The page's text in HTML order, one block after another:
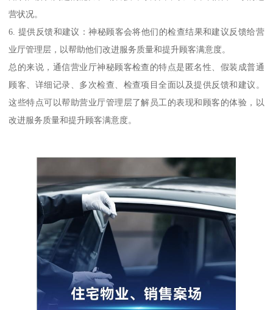
营状况。
6. 提供反馈和建议：神秘顾客会将他们的检查结果和建议反馈给营
业厅管理层，以帮助他们改进服务质量和提升顾客满意度。
总的来说，通信营业厅神秘顾客检查的特点是匿名性、假装成普通
顾客、详细记录、多次检查、检查项目全面以及提供反馈和建议。
这些特点可以帮助营业厅管理层了解员工的表现和顾客的体验，以
改进服务质量和提升顾客满意度。